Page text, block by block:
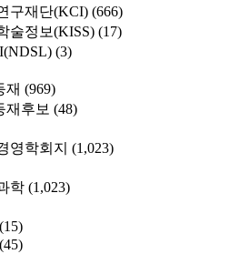
구재단(KCI) (666)
술정보(KISS) (17)
(3)
재 (969)
재후보 (48)
영학회지 (1,023)
학 (1,023)
(15)
(45)